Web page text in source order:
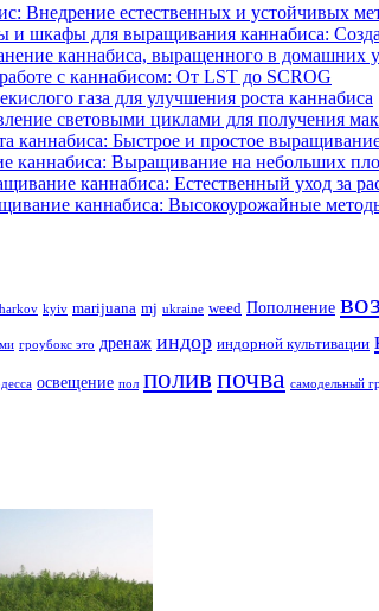
Внедрение естественных и устойчивых
и шкафы для выращивания каннабиса:
каннабиса, выращенного в домашних
с каннабисом: От LST до SCROG
газа для улучшения роста каннабиса
световыми циклами для получения
каннабиса: Быстрое и простое
каннабиса: Выращивание на небольших
каннабиса: Естественный уход за
каннабиса: Высокоурожайные
kyiv marijuana mj ukraine weed Пополнение
гроубокс это дренаж индор индорной культивации
освещение пол полив почва самодельный